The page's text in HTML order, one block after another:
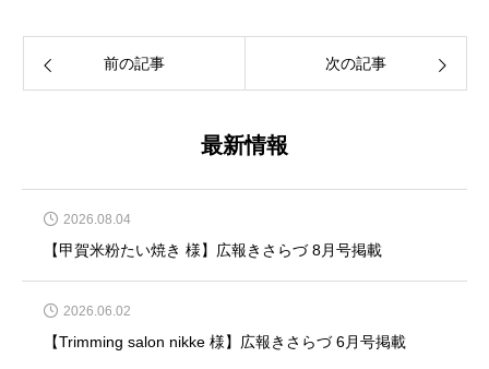
前の記事 次の記事
最新情報
2026.08.04
【甲賀米粉たい焼き 様】広報きさらづ 8月号掲載
2026.06.02
【Trimming salon nikke 様】広報きさらづ 6月号掲載